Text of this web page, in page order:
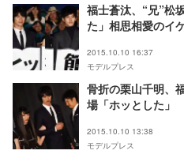
福士蒼汰、“兄”松
た」相思相愛のイ
2015.10.10 16:37
モデルプレス
骨折の栗山千明、
場「ホッとした」
2015.10.10 13:38
モデルプレス